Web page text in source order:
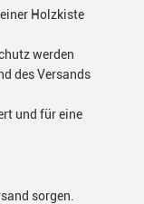
Holzkiste
werden
des Versands
und für eine
sorgen.